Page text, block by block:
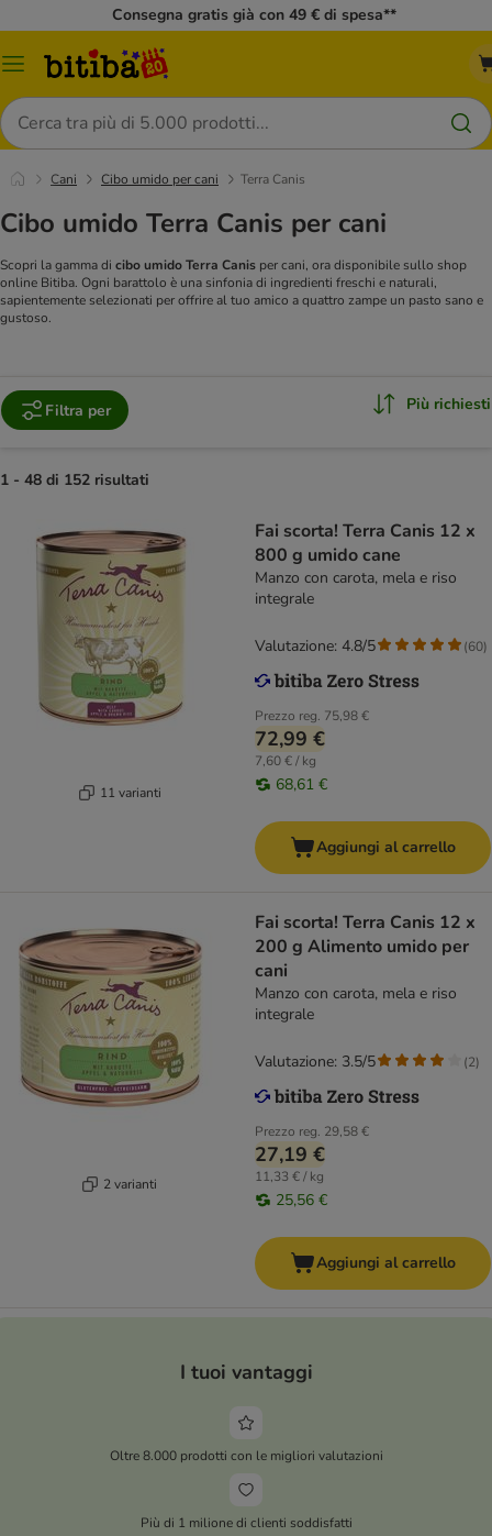
Consegna gratis già con 49 € di spesa**
Overview
Cerca
Cani Cibo umido per cani Terra Canis
Cibo umido Terra Canis per cani
Scopri la gamma di cibo umido Terra Canis per cani, ora disponibile sullo shop
online Bitiba. Ogni barattolo è una sinfonia di ingredienti freschi e naturali,
sapientemente selezionati per offrire al tuo amico a quattro zampe un pasto sano e
gustoso.
Filtra per Più richiesti
1 - 48 di 152 risultati
11 varianti
Fai scorta! Terra Canis 12 x
800 g umido cane
Manzo con carota, mela e riso
integrale
Prezzo reg. 75,98 €
72,99 €
7,60 € / kg
68,61 €
Valutazione: 4.8/5 (60)
Aggiungi al carrello
2 varianti
Fai scorta! Terra Canis 12 x
200 g Alimento umido per
cani
Manzo con carota, mela e riso
integrale
Prezzo reg. 29,58 €
27,19 €
11,33 € / kg
25,56 €
Valutazione: 3.5/5 (2)
Aggiungi al carrello
I tuoi vantaggi
Oltre 8.000 prodotti con le migliori valutazioni
Più di 1 milione di clienti soddisfatti